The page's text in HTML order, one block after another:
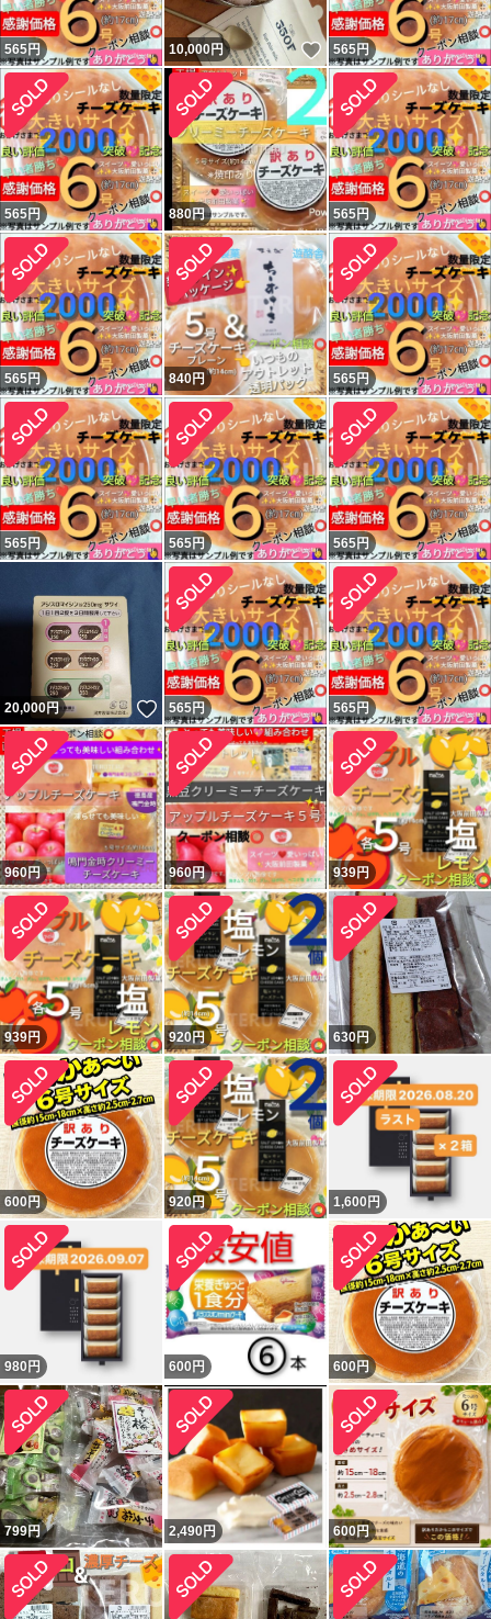
565円 10,000円 いいね！
565円
565円 880円 565円
565円 840円 565円
565円 565円 565円
20,000円 いいね！
565円 565円
960円 960円 939円
939円 920円 630円
600円 920円 1,600 円
980 円 600 円 600円
799円 2,490円 600円